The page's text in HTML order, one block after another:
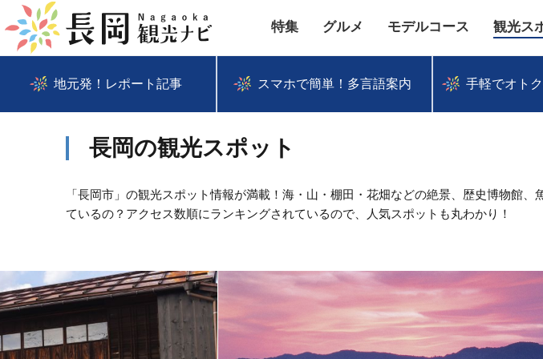
特集 グルメ モデルコース 観光ス
地元発！レポート記事 スマホで簡単！多言語案内 手軽でオト
長岡の観光スポット
「長岡市」の観光スポット情報が満載！海・山・棚田・花畑などの絶景、歴史博物館
ているの？アクセス数順にランキングされているので、人気スポットも丸わかり！